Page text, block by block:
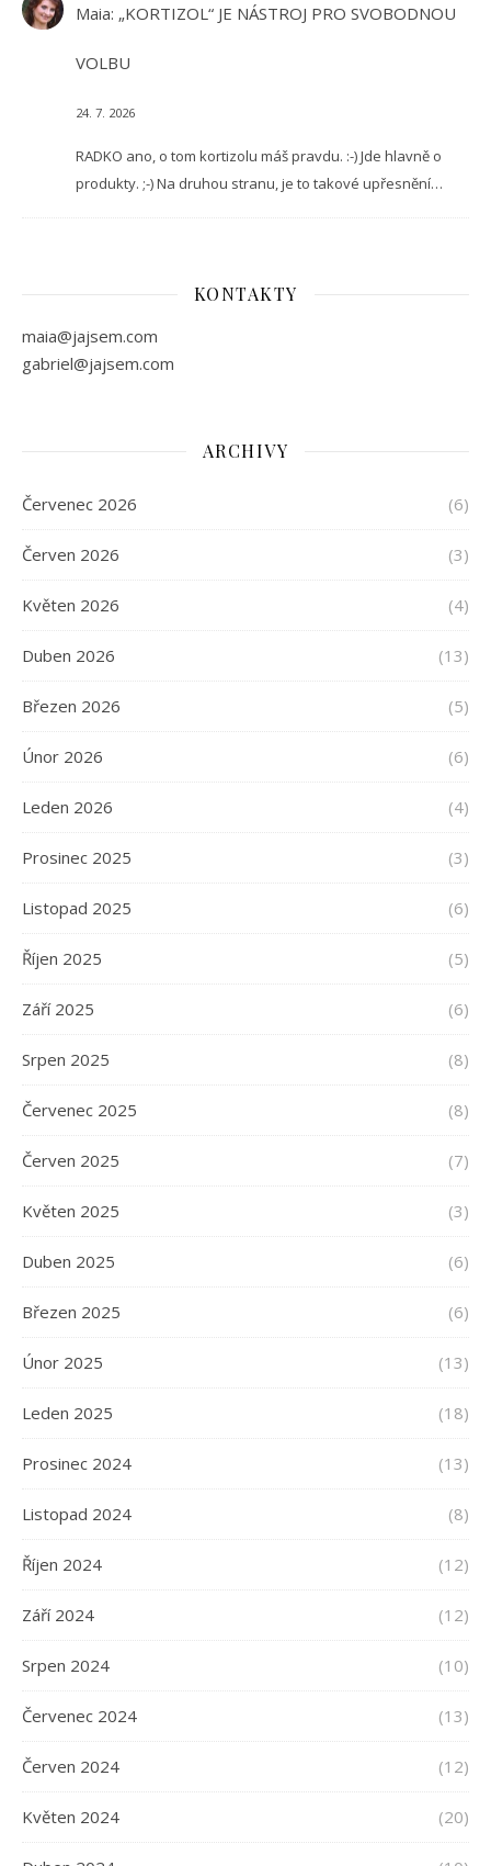
Maia: „KORTIZOL“ JE NÁSTROJ PRO SVOBODNOU
VOLBU
24. 7. 2026
RADKO ano, o tom kortizolu máš pravdu. :-) Jde hlavně o
produkty. ;-) Na druhou stranu, je to takové upřesnění…
KONTAKTY
maia@jajsem.com
gabriel@jajsem.com
ARCHIVY
Červenec 2026 (6)
Červen 2026 (3)
Květen 2026 (4)
Duben 2026 (13)
Březen 2026 (5)
Únor 2026 (6)
Leden 2026 (4)
Prosinec 2025 (3)
Listopad 2025 (6)
Říjen 2025 (5)
Září 2025 (6)
Srpen 2025 (8)
Červenec 2025 (8)
Červen 2025 (7)
Květen 2025 (3)
Duben 2025 (6)
Březen 2025 (6)
Únor 2025 (13)
Leden 2025 (18)
Prosinec 2024 (13)
Listopad 2024 (8)
Říjen 2024 (12)
Září 2024 (12)
Srpen 2024 (10)
Červenec 2024 (13)
Červen 2024 (12)
Květen 2024 (20)